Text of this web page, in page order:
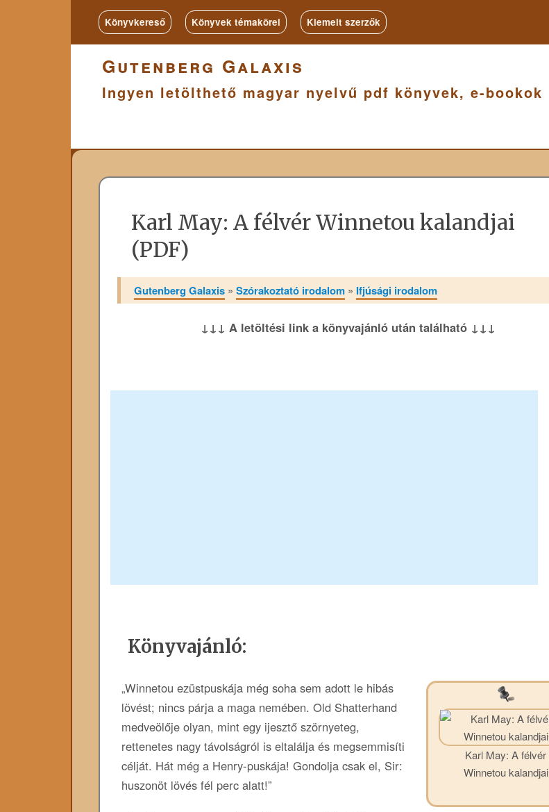
Könyvkereső Könyvek témakörei Kiemelt szerzők
Gutenberg Galaxis
Ingyen letölthető magyar nyelvű pdf könyvek, e-bookok
Karl May: A félvér Winnetou kalandjai
(PDF)
Gutenberg Galaxis »Szórakoztató irodalom » Ifjúsági irodalom
↓↓↓ A letöltési link a könyvajánló után található ↓↓↓
Könyvajánló:
Karl May: A félvér
Winnetou kalandjai
„Winnetou ezüstpuskája még soha sem adott le hibás
lövést; nincs párja a maga nemében. Old Shatterhand
medveölője olyan, mint egy ijesztő szörnyeteg,
rettenetes nagy távolságról is eltalálja és megsemmisíti
célját. Hát még a Henry-puskája! Gondolja csak el, Sir:
huszonöt lövés fél perc alatt!”